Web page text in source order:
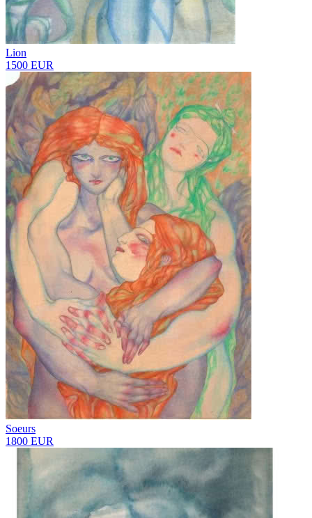
Lion
1500 EUR
Soeurs
1800 EUR